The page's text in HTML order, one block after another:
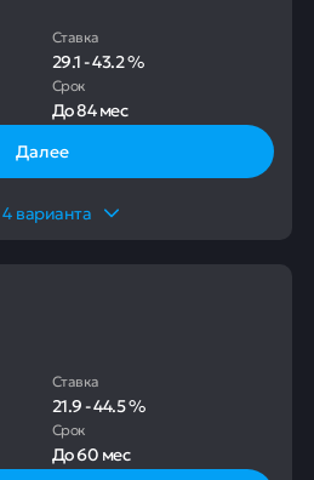
Ставка
29.1-43.2%
Срок
До84 мес
Далее
4 варианта
Ставка
21.9-44.5%
Срок
До60 мес